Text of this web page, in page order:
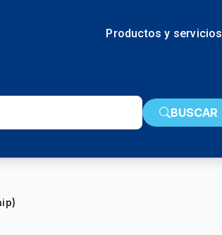
Productos y servicios
BUSCAR